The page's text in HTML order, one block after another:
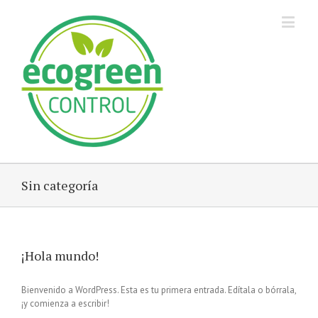
Sin categoría
¡Hola mundo!
Bienvenido a WordPress. Esta es tu primera entrada. Edítala o bórrala,
¡y comienza a escribir!